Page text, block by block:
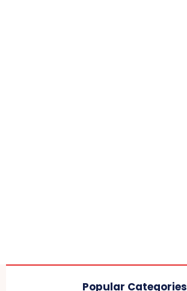
Popular Categories